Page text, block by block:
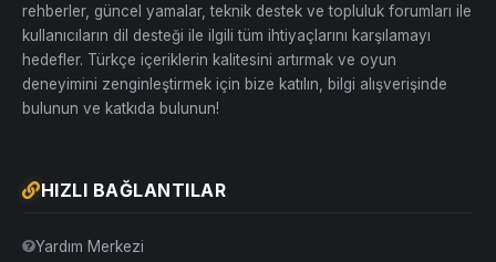
rehberler, güncel yamalar, teknik destek ve topluluk forumları ile
kullanıcıların dil desteği ile ilgili tüm ihtiyaçlarını karşılamayı
hedefler. Türkçe içeriklerin kalitesini artırmak ve oyun
deneyimini zenginleştirmek için bize katılın, bilgi alışverişinde
bulunun ve katkıda bulunun!
HIZLI BAĞLANTILAR
Yardım Merkezi